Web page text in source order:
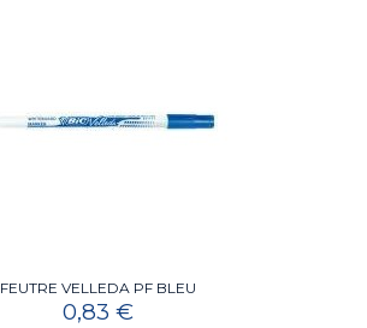
FEUTRE VELLEDA PF BLEU
0,83 €